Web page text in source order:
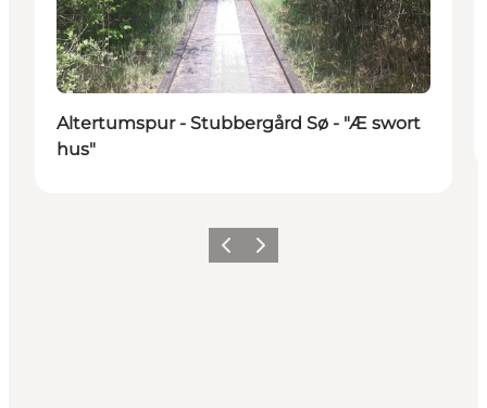
Altertumspur - Stubbergård Sø - "Æ swort
hus"
ZurückWeiter